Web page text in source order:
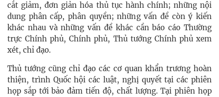
cắt giảm, đơn giản hóa thủ tục hành chính; những nội
dung phân cấp, phân quyền; những vấn đề còn ý kiến
khác nhau và những vấn đề khác cần báo cáo Thường
trực Chính phủ, Chính phủ, Thủ tướng Chính phủ xem
xét, chỉ đạo.
Thủ tướng cũng chỉ đạo các cơ quan khẩn trương hoàn
thiện, trình Quốc hội các luật, nghị quyết tại các phiên
họp sắp tới bảo đảm tiến độ, chất lượng. Tại phiên họp